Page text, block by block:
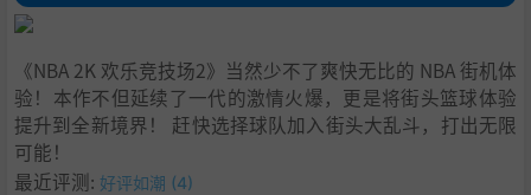
1
3.庞大的球员阵容
4 .
全新的竞技场
5. 系统需求
6.支持作者
《NBA 2K 欢乐竞技场2》当然少不了爽快无比的 NBA 街机体
验！本作不但延续了一代的激情火爆，更是将街头篮球体验
提升到全新境界！ 赶快选择球队加入街头大乱斗，打出无限
可能！
最近评测: 好评如潮 (4)